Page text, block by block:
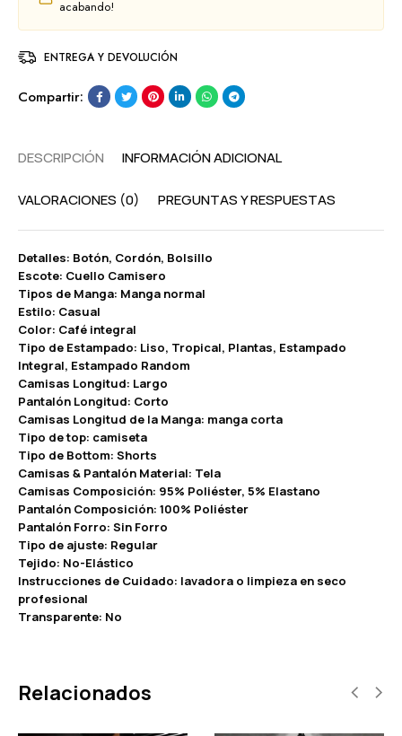
acabando!
ENTREGA Y DEVOLUCIÓN
Compartir:
DESCRIPCIÓN INFORMACIÓN ADICIONAL
VALORACIONES (0) PREGUNTAS Y RESPUESTAS
Detalles: Botón, Cordón, Bolsillo
Escote: Cuello Camisero
Tipos de Manga: Manga normal
Estilo: Casual
Color: Café integral
Tipo de Estampado: Liso, Tropical, Plantas, Estampado
Integral, Estampado Random
Camisas Longitud: Largo
Pantalón Longitud: Corto
Camisas Longitud de la Manga: manga corta
Tipo de top: camiseta
Tipo de Bottom: Shorts
Camisas & Pantalón Material: Tela
Camisas Composición: 95% Poliéster, 5% Elastano
Pantalón Composición: 100% Poliéster
Pantalón Forro: Sin Forro
Tipo de ajuste: Regular
Tejido: No-Elástico
Instrucciones de Cuidado: lavadora o limpieza en seco
profesional
Transparente: No
Relacionados